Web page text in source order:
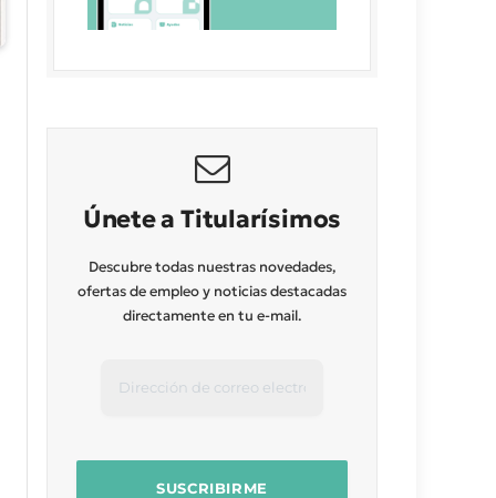
Únete a Titularísimos
Descubre todas nuestras novedades,
ofertas de empleo y noticias destacadas
directamente en tu e-mail.